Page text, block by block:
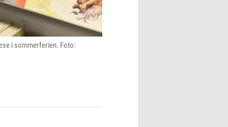
i sommerferien. Foto: